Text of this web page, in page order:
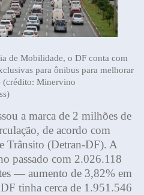
de Mobilidade, o DF conta com
para ônibus para melhorar
(crédito: Minervino
a marca de 2 milhões de
de acordo com
Trânsito (Detran-DF). A
passado com 2.026.118
— aumento de 3,82% em
tinha cerca de 1.951.546